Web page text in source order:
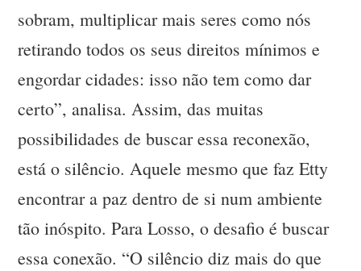
sobram, multiplicar mais seres como nós
retirando todos os seus direitos mínimos e
engordar cidades: isso não tem como dar
certo”, analisa. Assim, das muitas
possibilidades de buscar essa reconexão,
está o silêncio. Aquele mesmo que faz Etty
encontrar a paz dentro de si num ambiente
tão inóspito. Para Losso, o desafio é buscar
essa conexão. “O silêncio diz mais do que